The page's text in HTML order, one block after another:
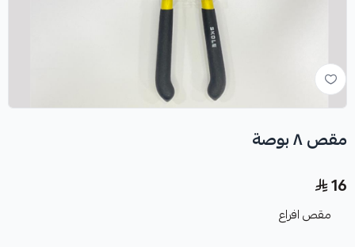
مقص ٨ بوصة
16
مقص افراع